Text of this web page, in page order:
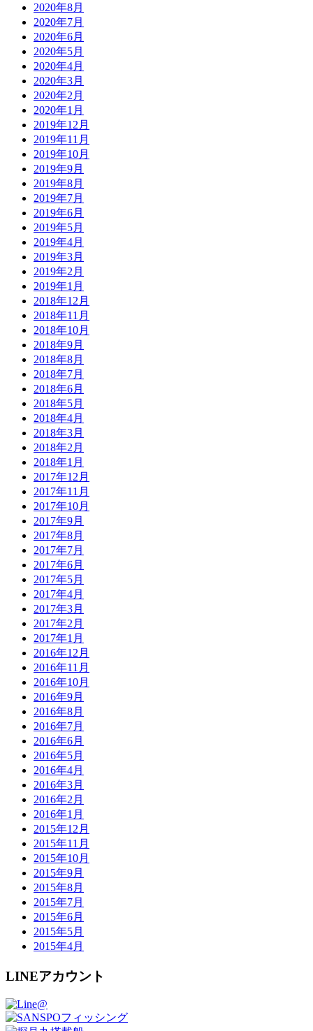
2020年8月
2020年7月
2020年6月
2020年5月
2020年4月
2020年3月
2020年2月
2020年1月
2019年12月
2019年11月
2019年10月
2019年9月
2019年8月
2019年7月
2019年6月
2019年5月
2019年4月
2019年3月
2019年2月
2019年1月
2018年12月
2018年11月
2018年10月
2018年9月
2018年8月
2018年7月
2018年6月
2018年5月
2018年4月
2018年3月
2018年2月
2018年1月
2017年12月
2017年11月
2017年10月
2017年9月
2017年8月
2017年7月
2017年6月
2017年5月
2017年4月
2017年3月
2017年2月
2017年1月
2016年12月
2016年11月
2016年10月
2016年9月
2016年8月
2016年7月
2016年6月
2016年5月
2016年4月
2016年3月
2016年2月
2016年1月
2015年12月
2015年11月
2015年10月
2015年9月
2015年8月
2015年7月
2015年6月
2015年5月
2015年4月
LINEアカウント